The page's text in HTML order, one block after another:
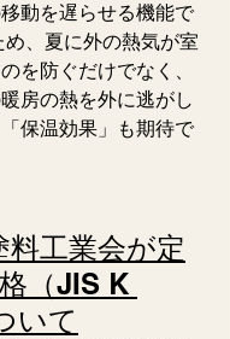
動を遅らせる機能で
め、夏に外の熱気が室
を防ぐだけでなく、
房の熱を外に逃がし
保温効果」も期待で
料工業会が定
（JIS K
いて